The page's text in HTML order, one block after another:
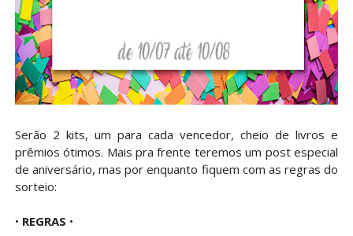
Serão 2 kits, um para cada vencedor, cheio de livros e
prêmios ótimos. Mais pra frente teremos um post especial
de aniversário, mas por enquanto fiquem com as regras do
sorteio:
• REGRAS •